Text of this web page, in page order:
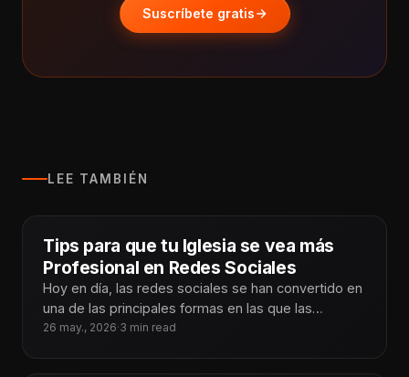
Suscríbete gratis
LEE TAMBIÉN
Tips para que tu Iglesia se vea más
Profesional en Redes Sociales
Hoy en día, las redes sociales se han convertido en
una de las principales formas en las que las
personas
26 may., 2026·3 min read